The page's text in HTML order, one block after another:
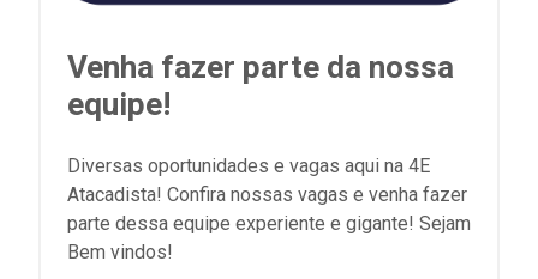
Venha fazer parte da nossa
equipe!
Diversas oportunidades e vagas aqui na 4E
Atacadista! Confira nossas vagas e venha fazer
parte dessa equipe experiente e gigante! Sejam
Bem vindos!